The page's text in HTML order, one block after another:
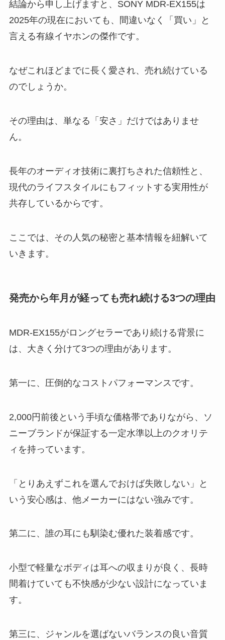
結論から申し上げますと、SONY MDR-EX155は
2025年の現在においても、間違いなく「買い」と
言える有線イヤホンの傑作です。
なぜこれほどまでに長く愛され、売れ続けている
のでしょうか。
その理由は、単なる「安さ」だけではありませ
ん。
長年のオーディオ技術に裏打ちされた信頼性と、
現代のライフスタイルにもフィットする実用性が
共存しているからです。
ここでは、その人気の秘密と基本情報を紐解いて
いきます。
発売から年月が経っても売れ続ける3つの理由
MDR-EX155がロングセラーであり続ける背景に
は、大きく分けて3つの理由があります。
第一に、圧倒的なコストパフォーマンスです。
2,000円前後という手頃な価格帯でありながら、ソ
ニーブランドが保証する一定水準以上のクオリテ
ィを持っています。
「とりあえずこれを選んでおけば失敗しない」と
いう安心感は、他メーカーにはない強みです。
第二に、誰の耳にも馴染む優れた装着感です。
小型で軽量なボディは耳への収まりが良く、長時
間着けていても不快感が少ない設計になっていま
す。
第三に、ジャンルを選ばないバランスの良い音質